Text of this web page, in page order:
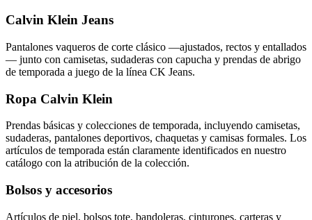
Calvin Klein Jeans
Pantalones vaqueros de corte clásico —ajustados, rectos y entallados
— junto con camisetas, sudaderas con capucha y prendas de abrigo
de temporada a juego de la línea CK Jeans.
Ropa Calvin Klein
Prendas básicas y colecciones de temporada, incluyendo camisetas,
sudaderas, pantalones deportivos, chaquetas y camisas formales. Los
artículos de temporada están claramente identificados en nuestro
catálogo con la atribución de la colección.
Bolsos y accesorios
Artículos de piel, bolsos tote, bandoleras, cinturones, carteras y